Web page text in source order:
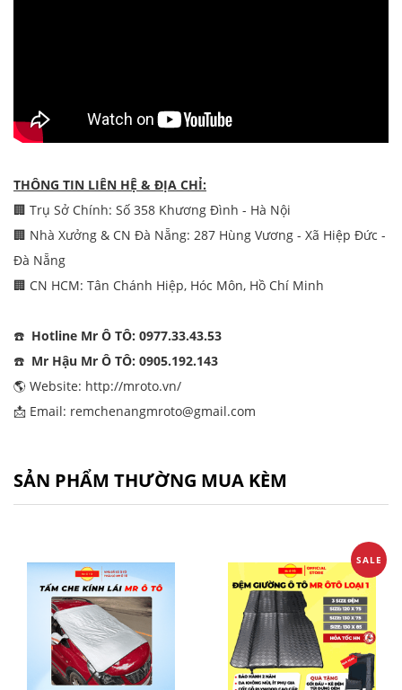
THÔNG TIN LIÊN HỆ & ĐỊA CHỈ:
🏢 Trụ Sở Chính: Số 358 Khương Đình - Hà Nội
🏢 Nhà Xưởng & CN Đà Nẵng: 287 Hùng Vương - Xã Hiệp Đức -
Đà Nẵng
🏢 CN HCM: Tân Chánh Hiệp, Hóc Môn, Hồ Chí Minh
☎️ Hotline Mr Ô TÔ: 0977.33.43.53
☎️ Mr Hậu Mr Ô TÔ: 0905.192.143
🌎 Website: http://mroto.vn/
📩 Email: remchenangmroto@gmail.com
SẢN PHẨM THƯỜNG MUA KÈM
SALE